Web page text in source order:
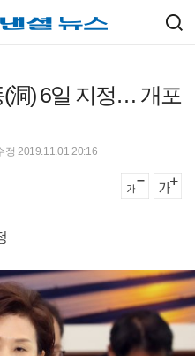
洞) 6일 지정… 개포
정 2019.11.01 20:16